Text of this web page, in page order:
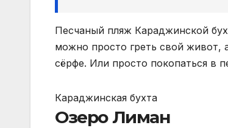
Песчаный пляж Караджинской
можно просто греть свой живот,
сёрфе. Или просто покопаться в
Караджинская бухта
Озеро Лиман